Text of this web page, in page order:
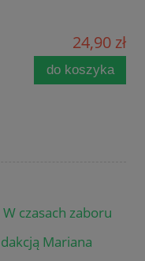
24,90 zł
do koszyka
czasach zaboru
Mariana